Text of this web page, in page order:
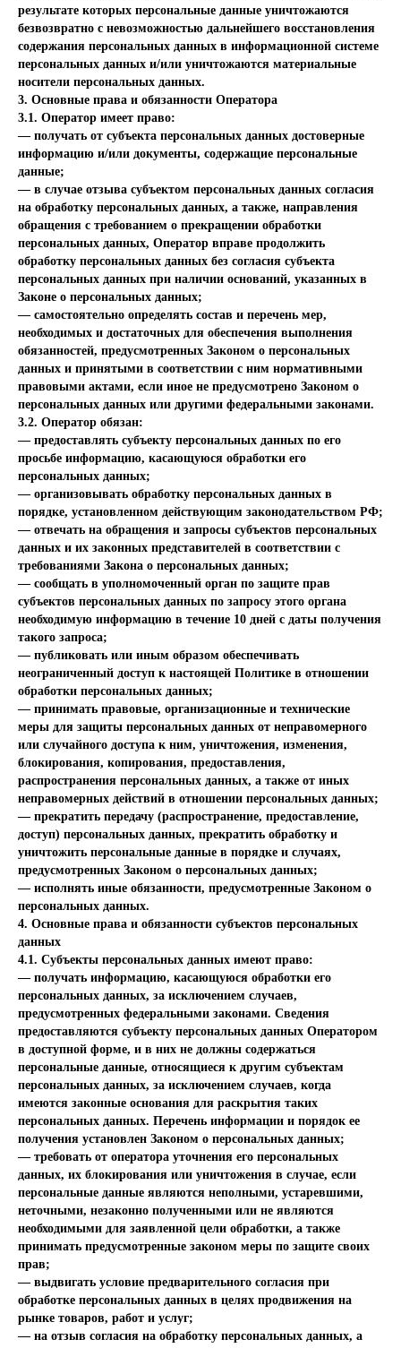
результате которых персональные данные уничтожаются
безвозвратно с невозможностью дальнейшего восстановления
содержания персональных данных в информационной системе
персональных данных и/или уничтожаются материальные
носители персональных данных.
3. Основные права и обязанности Оператора
3.1. Оператор имеет право:
— получать от субъекта персональных данных достоверные
информацию и/или документы, содержащие персональные
данные;
— в случае отзыва субъектом персональных данных согласия
на обработку персональных данных, а также, направления
обращения с требованием о прекращении обработки
персональных данных, Оператор вправе продолжить
обработку персональных данных без согласия субъекта
персональных данных при наличии оснований, указанных в
Законе о персональных данных;
— самостоятельно определять состав и перечень мер,
необходимых и достаточных для обеспечения выполнения
обязанностей, предусмотренных Законом о персональных
данных и принятыми в соответствии с ним нормативными
правовыми актами, если иное не предусмотрено Законом о
персональных данных или другими федеральными законами.
3.2. Оператор обязан:
— предоставлять субъекту персональных данных по его
просьбе информацию, касающуюся обработки его
персональных данных;
— организовывать обработку персональных данных в
порядке, установленном действующим законодательством РФ;
— отвечать на обращения и запросы субъектов персональных
данных и их законных представителей в соответствии с
требованиями Закона о персональных данных;
— сообщать в уполномоченный орган по защите прав
субъектов персональных данных по запросу этого органа
необходимую информацию в течение 10 дней с даты получения
такого запроса;
— публиковать или иным образом обеспечивать
неограниченный доступ к настоящей Политике в отношении
обработки персональных данных;
— принимать правовые, организационные и технические
меры для защиты персональных данных от неправомерного
или случайного доступа к ним, уничтожения, изменения,
блокирования, копирования, предоставления,
распространения персональных данных, а также от иных
неправомерных действий в отношении персональных данных;
— прекратить передачу (распространение, предоставление,
доступ) персональных данных, прекратить обработку и
уничтожить персональные данные в порядке и случаях,
предусмотренных Законом о персональных данных;
— исполнять иные обязанности, предусмотренные Законом о
персональных данных.
4. Основные права и обязанности субъектов персональных
данных
4.1. Субъекты персональных данных имеют право:
— получать информацию, касающуюся обработки его
персональных данных, за исключением случаев,
предусмотренных федеральными законами. Сведения
предоставляются субъекту персональных данных Оператором
в доступной форме, и в них не должны содержаться
персональные данные, относящиеся к другим субъектам
персональных данных, за исключением случаев, когда
имеются законные основания для раскрытия таких
персональных данных. Перечень информации и порядок ее
получения установлен Законом о персональных данных;
— требовать от оператора уточнения его персональных
данных, их блокирования или уничтожения в случае, если
персональные данные являются неполными, устаревшими,
неточными, незаконно полученными или не являются
необходимыми для заявленной цели обработки, а также
принимать предусмотренные законом меры по защите своих
прав;
— выдвигать условие предварительного согласия при
обработке персональных данных в целях продвижения на
рынке товаров, работ и услуг;
— на отзыв согласия на обработку персональных данных, а